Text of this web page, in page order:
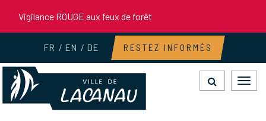
Vigilance ROUGE aux feux de forêt
FR EN DE RESTEZ INFORMÉS